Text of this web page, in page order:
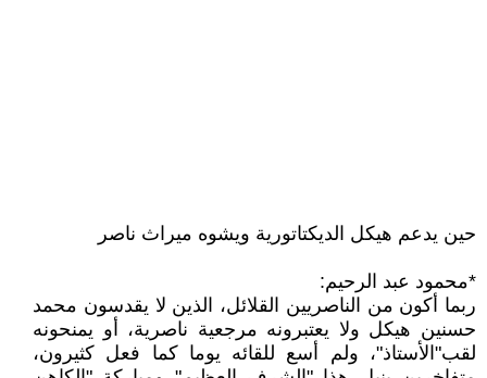
حين يدعم هيكل الديكتاتورية ويشوه ميراث ناصر
*محمود عبد الرحيم:
ربما أكون من الناصريين القلائل، الذين لا يقدسون محمد
حسنين هيكل ولا يعتبرونه مرجعية ناصرية، أو يمنحونه
لقب"الأستاذ"، ولم أسع للقائه يوما كما فعل كثيرون،